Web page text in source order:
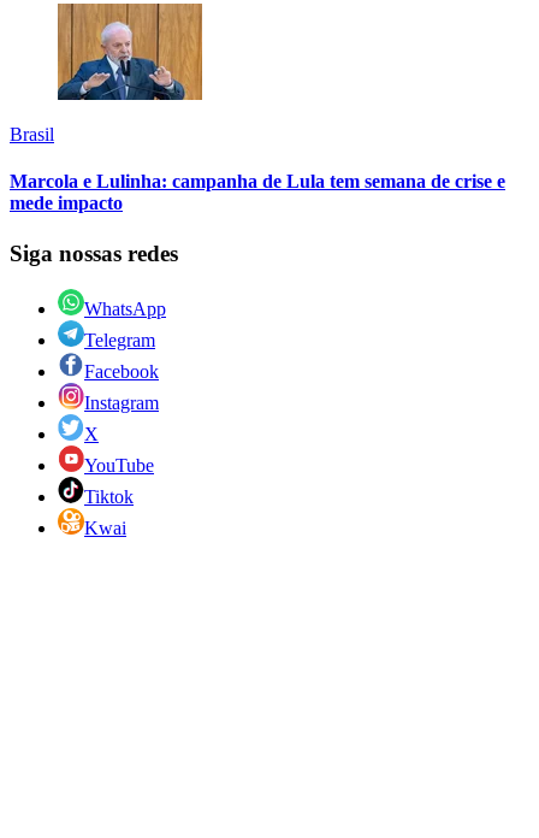
Brasil
Marcola e Lulinha: campanha de Lula tem semana de crise e
mede impacto
Siga nossas redes
WhatsApp
Telegram
Facebook
Instagram
X
YouTube
Tiktok
Kwai